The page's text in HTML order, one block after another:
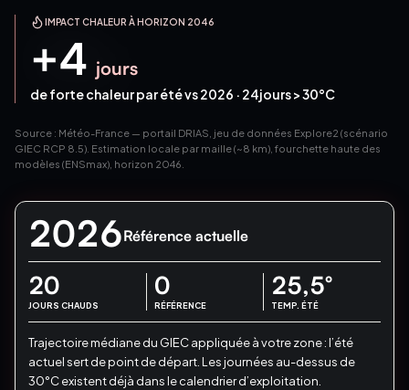
IMPACT CHALEUR À HORIZON 2046
+4 jours
de forte chaleur par été vs 2026 · 24jours > 30°C
Source : Météo-France — portail DRIAS, jeu de données Explore2 (scénario
GIEC RCP 8.5). Estimation locale par maille (~8 km), fourchette haute des
modèles (ENSmax), horizon 2046.
2026Référence actuelle
20
JOURS CHAUDS
0
RÉFÉRENCE
25,5°
TEMP. ÉTÉ
Trajectoire médiane du GIEC appliquée à votre zone : l’été
actuel sert de point de départ. Les journées au-dessus de
30°C existent déjà dans le calendrier d’exploitation.